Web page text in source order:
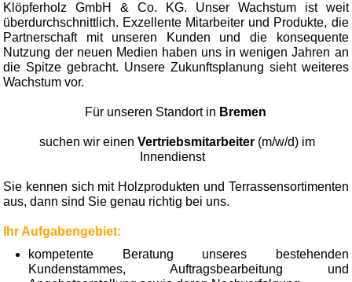
Klöpferholz GmbH & Co. KG. Unser Wachstum ist weit
überdurchschnittlich. Exzellente Mitarbeiter und Produkte, die
Partnerschaft mit unseren Kunden und die konsequente
Nutzung der neuen Medien haben uns in wenigen Jahren an
die Spitze gebracht. Unsere Zukunftsplanung sieht weiteres
Wachstum vor.
Für unseren Standort in Bremen
suchen wir einen Vertriebsmitarbeiter (m/w/d) im
Innendienst
Sie kennen sich mit Holzprodukten und Terrassensortimenten
aus, dann sind Sie genau richtig bei uns.
Ihr Aufgabengebiet:
kompetente Beratung unseres bestehenden
Kundenstammes, Auftragsbearbeitung und